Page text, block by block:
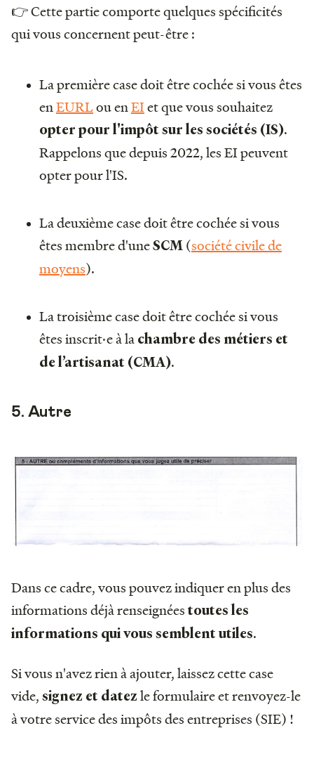
👉 Cette partie comporte quelques spécificités
qui vous concernent peut-être :
La première case doit être cochée si vous êtes
enEURLou enEIet que vous souhaitez
opter pour l'impôt sur les sociétés (IS).
Rappelons que depuis 2022, les EI peuvent
opter pour l'IS.
La deuxième case doit être cochée si vous
êtes membre d'uneSCM (société civile de
moyens).
La troisième case doit être cochée si vous
êtes inscrit·e à la chambre des métiers et
de l’artisanat (CMA).
5. Autre
Dans ce cadre, vous pouvez indiquer en plus des
informations déjà renseignées toutes les
informations qui vous semblent utiles.
Si vous n'avez rien à ajouter, laissez cette case
vide, signez et datezle formulaire et renvoyez-le
à votre service des impôts des entreprises (SIE) !